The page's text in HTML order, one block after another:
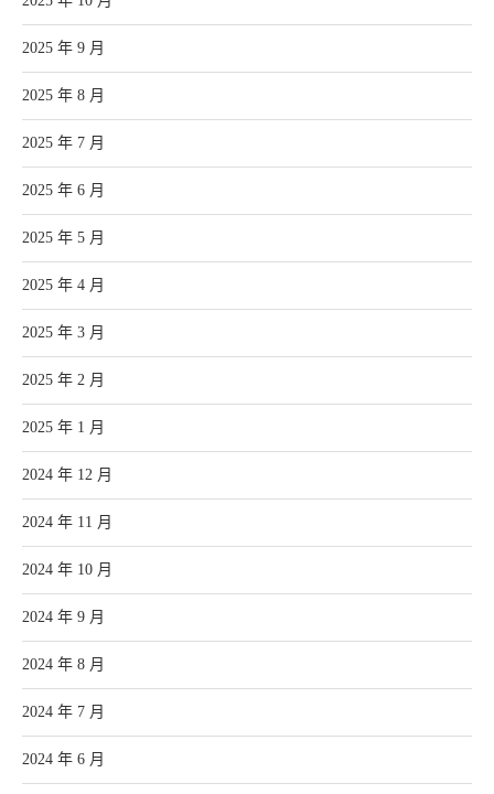
2025 年 9 月
2025 年 8 月
2025 年 7 月
2025 年 6 月
2025 年 5 月
2025 年 4 月
2025 年 3 月
2025 年 2 月
2025 年 1 月
2024 年 12 月
2024 年 11 月
2024 年 10 月
2024 年 9 月
2024 年 8 月
2024 年 7 月
2024 年 6 月